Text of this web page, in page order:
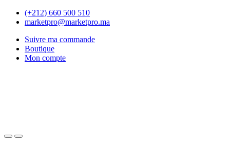
Skip
Skip
(+212) 660 500 510
marketpro@marketpro.ma
Suivre ma commande
Boutique
Mon compte
OpenClose